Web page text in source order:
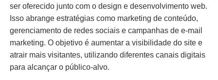
ser oferecido junto com o design e desenvolvimento web.
Isso abrange estratégias como marketing de conteúdo,
gerenciamento de redes sociais e campanhas de e-mail
marketing. O objetivo é aumentar a visibilidade do site e
atrair mais visitantes, utilizando diferentes canais digitais
para alcançar o público-alvo.